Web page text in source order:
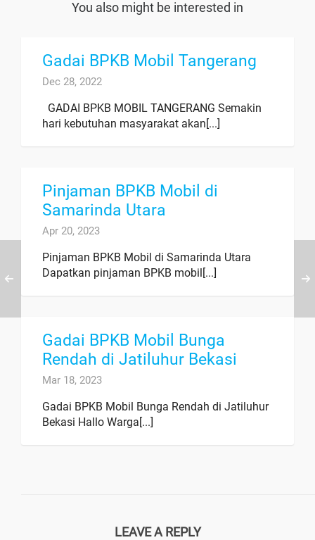
You also might be interested in
Gadai BPKB Mobil Tangerang
Dec 28, 2022
GADAI BPKB MOBIL TANGERANG Semakin
hari kebutuhan masyarakat akan[...]
Pinjaman BPKB Mobil di
Samarinda Utara
Apr 20, 2023
Pinjaman BPKB Mobil di Samarinda Utara
Dapatkan pinjaman BPKB mobil[...]
Gadai BPKB Mobil Bunga
Rendah di Jatiluhur Bekasi
Mar 18, 2023
Gadai BPKB Mobil Bunga Rendah di Jatiluhur
Bekasi Hallo Warga[...]
LEAVE A REPLY